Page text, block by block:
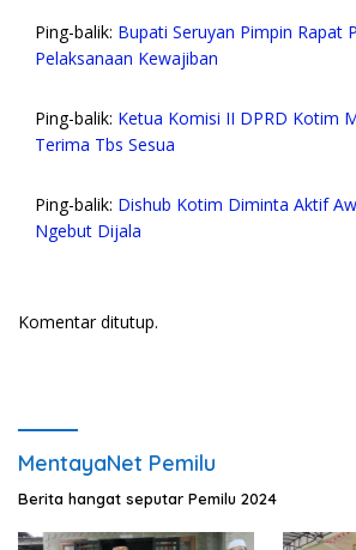
Ping-balik: Bupati Seruyan Pimpin Rapat
Pelaksanaan Kewajiban
Ping-balik: Ketua Komisi II DPRD Kotim
Terima Tbs Sesua
Ping-balik: Dishub Kotim Diminta Aktif
Ngebut Dijala
Komentar ditutup.
MentayaNet Pemilu
Berita hangat seputar Pemilu 2024